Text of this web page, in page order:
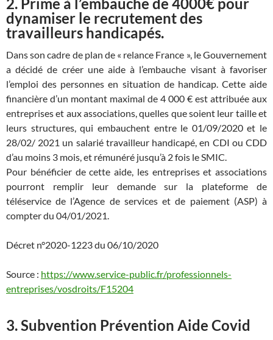
dynamiser le recrutement des
travailleurs handicapés.
Dans son cadre de plan de « relance France », le Gouvernement
a décidé de créer une aide à l’embauche visant à favoriser
l’emploi des personnes en situation de handicap. Cette aide
financière d’un montant maximal de 4 000 € est attribuée aux
entreprises et aux associations, quelles que soient leur taille et
leurs structures, qui embauchent entre le 01/09/2020 et le
28/02/ 2021 un salarié travailleur handicapé, en CDI ou CDD
d’au moins 3 mois, et rémunéré jusqu’à 2 fois le SMIC.
Pour bénéficier de cette aide, les entreprises et associations
pourront remplir leur demande sur la plateforme de
téléservice de l’Agence de services et de paiement (ASP) à
compter du 04/01/2021.
Décret n°2020-1223 du 06/10/2020
Source : https://www.service-public.fr/professionnels-
entreprises/vosdroits/F15204
3. Subvention Prévention Aide Covid